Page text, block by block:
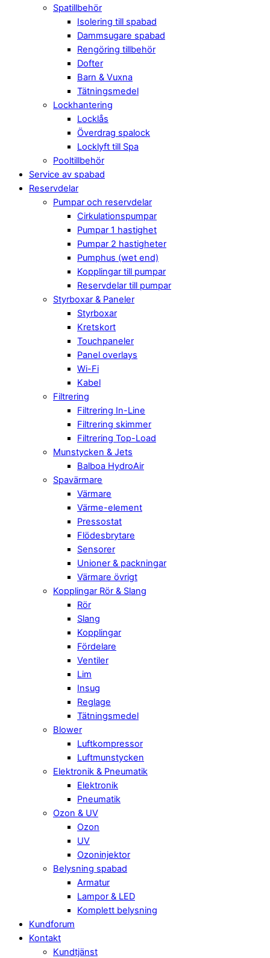
Spatillbehör
Isolering till spabad
Dammsugare spabad
Rengöring tillbehör
Dofter
Barn & Vuxna
Tätningsmedel
Lockhantering
Locklås
Överdrag spalock
Locklyft till Spa
Pooltillbehör
Service av spabad
Reservdelar
Pumpar och reservdelar
Cirkulationspumpar
Pumpar 1 hastighet
Pumpar 2 hastigheter
Pumphus (wet end)
Kopplingar till pumpar
Reservdelar till pumpar
Styrboxar & Paneler
Styrboxar
Kretskort
Touchpaneler
Panel overlays
Wi-Fi
Kabel
Filtrering
Filtrering In-Line
Filtrering skimmer
Filtrering Top-Load
Munstycken & Jets
Balboa HydroAir
Spavärmare
Värmare
Värme-element
Pressostat
Flödesbrytare
Sensorer
Unioner & packningar
Värmare övrigt
Kopplingar Rör & Slang
Rör
Slang
Kopplingar
Fördelare
Ventiler
Lim
Insug
Reglage
Tätningsmedel
Blower
Luftkompressor
Luftmunstycken
Elektronik & Pneumatik
Elektronik
Pneumatik
Ozon & UV
Ozon
UV
Ozoninjektor
Belysning spabad
Armatur
Lampor & LED
Komplett belysning
Kundforum
Kontakt
Kundtjänst